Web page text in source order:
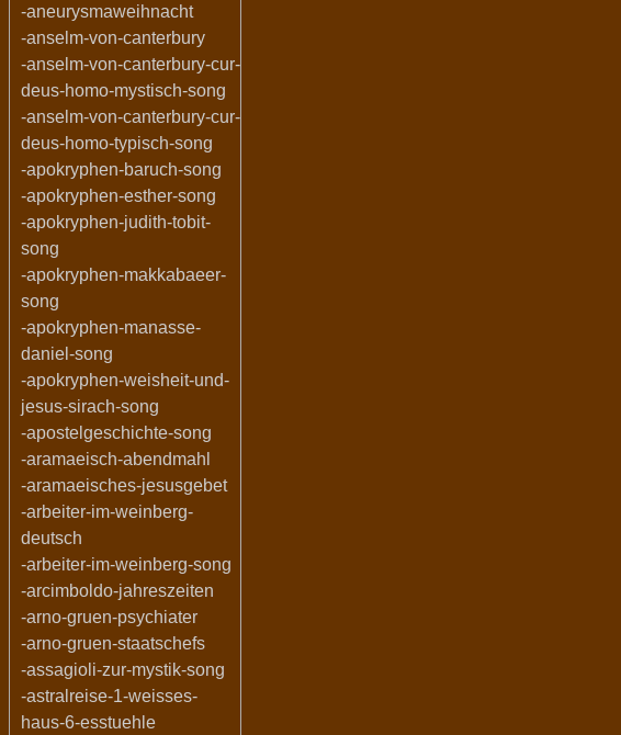
-aneurysmaweihnacht
-anselm-von-canterbury
-anselm-von-canterbury-cur-
deus-homo-mystisch-song
-anselm-von-canterbury-cur-
deus-homo-typisch-song
-apokryphen-baruch-song
-apokryphen-esther-song
-apokryphen-judith-tobit-
song
-apokryphen-makkabaeer-
song
-apokryphen-manasse-
daniel-song
-apokryphen-weisheit-und-
jesus-sirach-song
-apostelgeschichte-song
-aramaeisch-abendmahl
-aramaeisches-jesusgebet
-arbeiter-im-weinberg-
deutsch
-arbeiter-im-weinberg-song
-arcimboldo-jahreszeiten
-arno-gruen-psychiater
-arno-gruen-staatschefs
-assagioli-zur-mystik-song
-astralreise-1-weisses-
haus-6-esstuehle